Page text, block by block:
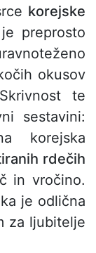
korejske
je preprosto
okusov
te
sestavini:
korejska
rdečih
in vročino.
je odlična
za ljubitelje